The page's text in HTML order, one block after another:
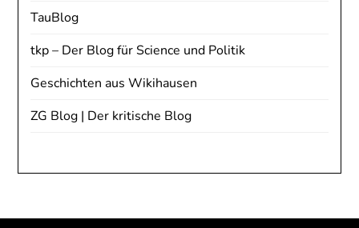
TauBlog
tkp – Der Blog für Science und Politik
Geschichten aus Wikihausen
ZG Blog | Der kritische Blog